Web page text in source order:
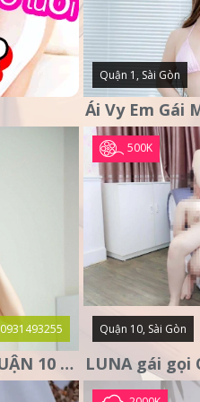
Quận 1, Sài Gòn
0931493255
THU QUỲNH GÁI GỌI QUẬN 10 – MẶT XINH DA TRẮNG – SANG
500K
Quận 10, Sài Gòn